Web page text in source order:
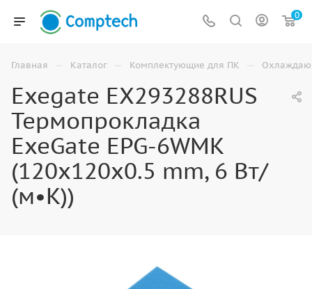
0
Главная — Каталог — Комплектующие для ПК —
Exegate EX293288RUS
Термопрокладка
ExeGate EPG-6WMK
(120x120x0.5 mm, 6 Вт/
(м•К))